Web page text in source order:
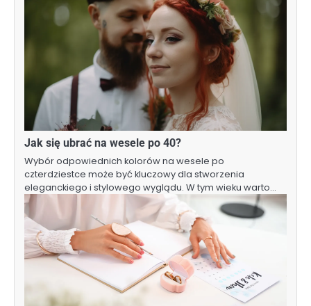
Jak się ubrać na wesele po 40?
Wybór odpowiednich kolorów na wesele po
czterdziestce może być kluczowy dla stworzenia
eleganckiego i stylowego wyglądu. W tym wieku warto…